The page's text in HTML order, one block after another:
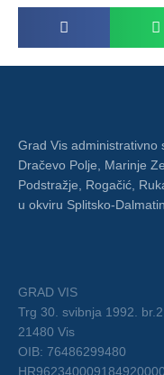
Grad Vis administrativno
Dračevo Polje, Marinje
Podstražje, Rogačić,
u okviru Splitsko-
GRAD VIS
Trg 30. svibnja 1992. br.2
21480 Vis
OIB: